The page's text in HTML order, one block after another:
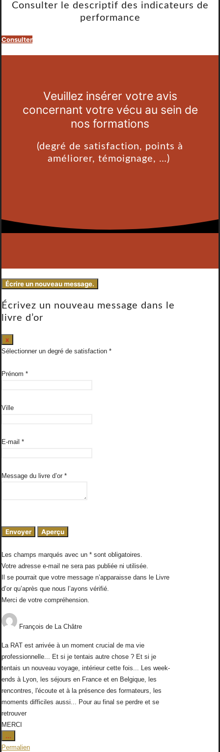
Consulter le descriptif des indicateurs de
performance
Consulter
Veuillez insérer votre avis
concernant votre vécu au sein de
nos formations
(degré de satisfaction, points à
améliorer, témoignage, …)
Écrivez un nouveau message dans le
livre d’or
x
ce
formulaire.
Sélectionner un degré de satisfaction
Prénom *
Ville
E-mail *
Message du livre d’or *
Les champs marqués avec un * sont obligatoires.
Votre adresse e-mail ne sera pas publiée ni utilisée.
Il se pourrait que votre message n’apparaisse dans le Livre
d’or qu’après que nous l’ayons vérifié.
Merci de votre compréhension.
François de La Châtre
La RAT est arrivée à un moment crucial de ma vie
professionnelle... Et si je tentais autre chose ? Et si je
tentais un nouveau voyage, intérieur cette fois... Les week-
ends à Lyon, les séjours en France et en Belgique, les
rencontres, l'écoute et à la présence des formateurs, les
moments difficiles aussi... Pour au final se perdre et se
retrouver
MERCI
...
cette
Permalien